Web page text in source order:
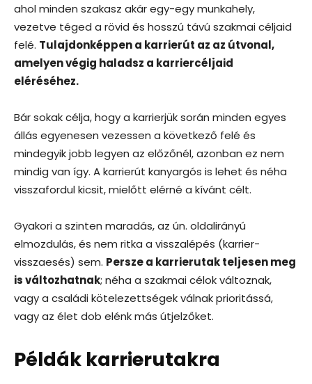
ahol minden szakasz akár egy-egy munkahely,
vezetve téged a rövid és hosszú távú szakmai céljaid
felé. Tulajdonképpen a karrierút az az útvonal,
amelyen végig haladsz a karriercéljaid
eléréséhez.
Bár sokak célja, hogy a karrierjük során minden egyes
állás egyenesen vezessen a következő felé és
mindegyik jobb legyen az előzőnél, azonban ez nem
mindig van így. A karrierút kanyargós is lehet és néha
visszafordul kicsit, mielőtt elérné a kívánt célt.
Gyakori a szinten maradás, az ún. oldalirányú
elmozdulás, és nem ritka a visszalépés (karrier-
visszaesés) sem. Persze a karrierutak teljesen meg
is változhatnak; néha a szakmai célok változnak,
vagy a családi kötelezettségek válnak prioritássá,
vagy az élet dob elénk más útjelzőket.
Példák karrierutakra